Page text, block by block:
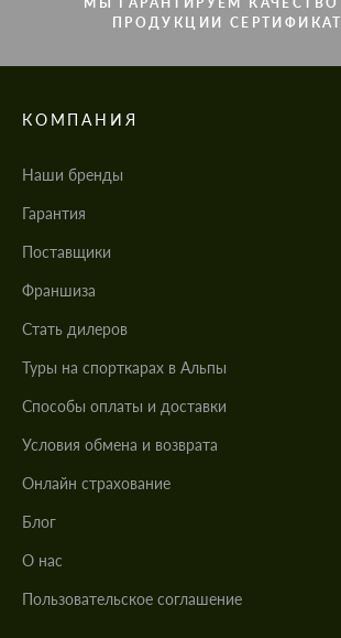
ПРОДУКЦИИ
КОМПАНИЯ
Наши бренды
Гарантия
Поставщики
Франшиза
Стать дилеров
Туры на спорткарах в Альпы
Cпособы оплаты и доставки
Условия обмена и возврата
Онлайн страхование
Блог
О нас
Пользовательское соглашение